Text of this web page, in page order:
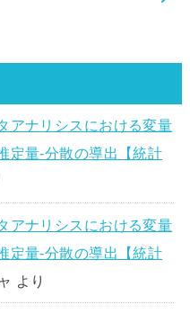
アナリシスにおける変量
定量-分散の導出【統計
アナリシスにおける変量
定量-分散の導出【統計
より